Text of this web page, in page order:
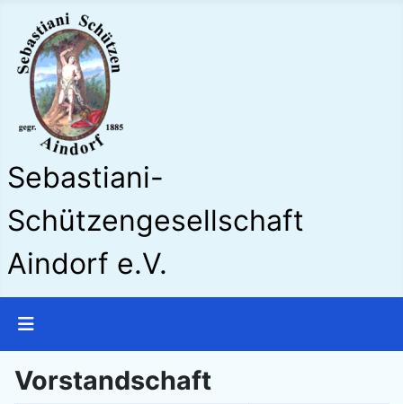
Sebastiani-
Schützengesellschaft
Aindorf e.V.
Vorstandschaft